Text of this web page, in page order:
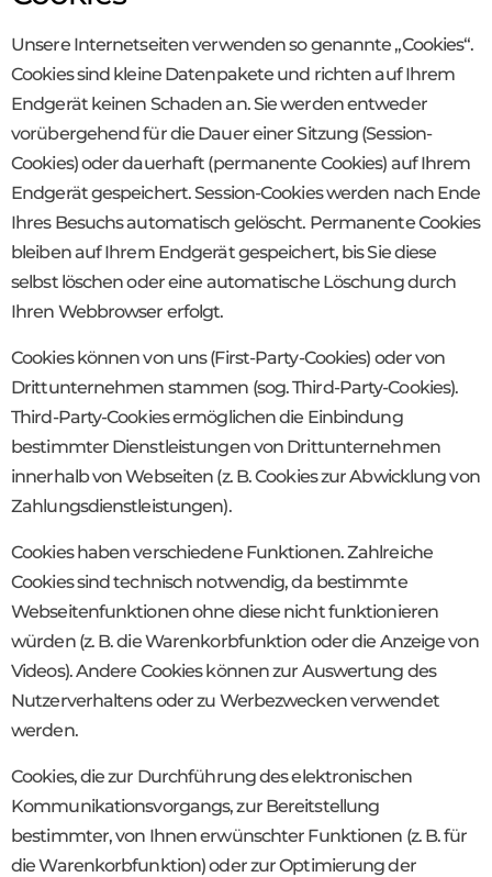
Unsere Internetseiten verwenden so genannte „Cookies“.
Cookies sind kleine Datenpakete und richten auf Ihrem
Endgerät keinen Schaden an. Sie werden entweder
vorübergehend für die Dauer einer Sitzung (Session-
Cookies) oder dauerhaft (permanente Cookies) auf Ihrem
Endgerät gespeichert. Session-Cookies werden nach Ende
Ihres Besuchs automatisch gelöscht. Permanente Cookies
bleiben auf Ihrem Endgerät gespeichert, bis Sie diese
selbst löschen oder eine automatische Löschung durch
Ihren Webbrowser erfolgt.
Cookies können von uns (First-Party-Cookies) oder von
Drittunternehmen stammen (sog. Third-Party-Cookies).
Third-Party-Cookies ermöglichen die Einbindung
bestimmter Dienstleistungen von Drittunternehmen
innerhalb von Webseiten (z. B. Cookies zur Abwicklung von
Zahlungsdienstleistungen).
Cookies haben verschiedene Funktionen. Zahlreiche
Cookies sind technisch notwendig, da bestimmte
Webseitenfunktionen ohne diese nicht funktionieren
würden (z. B. die Warenkorbfunktion oder die Anzeige von
Videos). Andere Cookies können zur Auswertung des
Nutzerverhaltens oder zu Werbezwecken verwendet
werden.
Cookies, die zur Durchführung des elektronischen
Kommunikationsvorgangs, zur Bereitstellung
bestimmter, von Ihnen erwünschter Funktionen (z. B. für
die Warenkorbfunktion) oder zur Optimierung der